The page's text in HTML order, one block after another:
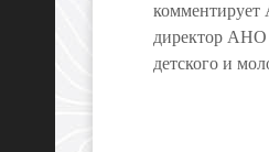
комментирует
директор АНО
детского и